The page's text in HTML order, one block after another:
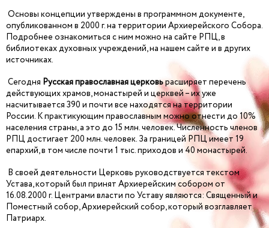
Основы концепции утверждены в программном документе,
опубликованном в 2000 г. на территории Архиерейского Собора.
Подробнее ознакомиться с ним можно на сайте РПЦ, в
библиотеках духовных учреждений, на нашем сайте и в других
источниках.
Сегодня Русская православная церковьрасширяет перечень
действующих храмов, монастырей и церквей – их уже
насчитывается 390 и почти все находятся на территории
России. К практикующим православным можно отнести до 10%
населения страны, а это до 15 млн. человек. Численность членов
РПЦ достигает 200 млн. человек. За границей РПЦ имеет 19
епархий, в том числе почти 1 тыс. приходов и 40 монастырей.
В своей деятельности Церковь руководствуется текстом
Устава, который был принят Архиерейским собором от
16.08.2000 г. Центрами власти по Уставу являются: Священный и
Поместный собор, Архиерейский собор, который возглавляет
Патриарх.